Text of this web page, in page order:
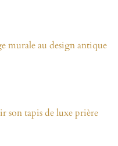
murale au design antique
son tapis de luxe prière